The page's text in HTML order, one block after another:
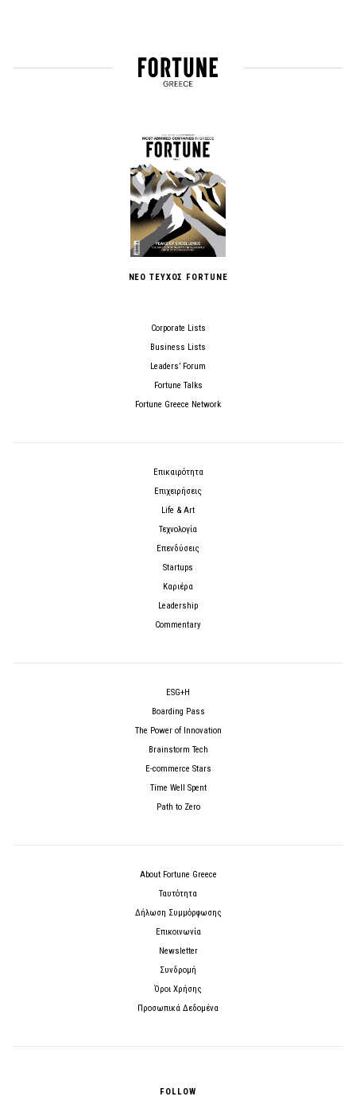
ΝΕΟ ΤΕΥΧΟΣ FORTUNE
Corporate Lists
Business Lists
Leaders’ Forum
Fortune Talks
Fortune Greece Network
Επικαιρότητα
Επιχειρήσεις
Life & Art
Τεχνολογία
Επενδύσεις
Startups
Καριέρα
Leadership
Commentary
ESG+H
Boarding Pass
The Power of Innovation
Brainstorm Tech
E-commerce Stars
Time Well Spent
Path to Zero
About Fortune Greece
Ταυτότητα
Δήλωση Συμμόρφωσης
Επικοινωνία
Newsletter
Συνδρομή
Όροι Χρήσης
Προσωπικά Δεδομένα
FOLLOW